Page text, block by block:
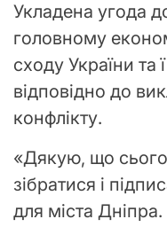
Укладена угода
головному
сходу України та
відповідно до
конфлікту.
«Дякую, що
зібратися і
для міста